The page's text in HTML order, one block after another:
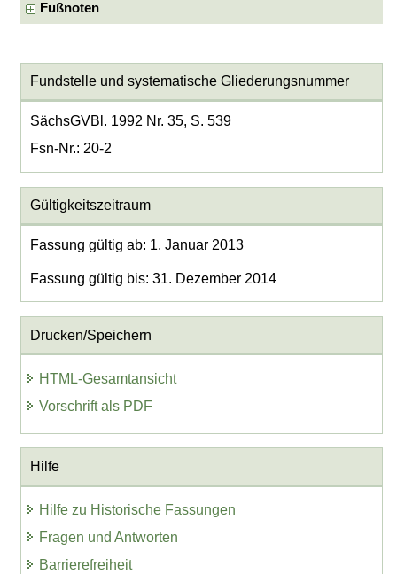
Fußnoten
Fundstelle und systematische Gliederungsnummer
SächsGVBl. 1992 Nr. 35, S. 539
Fsn-Nr.: 20-2
Gültigkeitszeitraum
Fassung gültig ab: 1. Januar 2013
Fassung gültig bis: 31. Dezember 2014
Drucken/Speichern
HTML-Gesamtansicht
Vorschrift als PDF
Hilfe
Hilfe zu Historische Fassungen
Fragen und Antworten
Barrierefreiheit